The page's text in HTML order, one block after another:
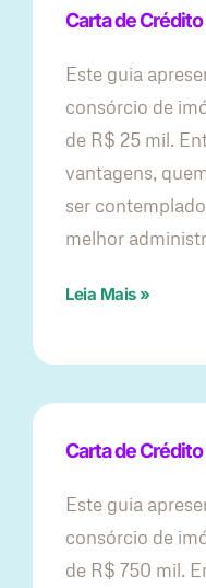
Carta de
Este guia
consórcio de
de R$ 25 mil.
vantagens,
ser
melhor
Leia Mais »
Carta de
Este guia
consórcio de
de R$ 750 mil.